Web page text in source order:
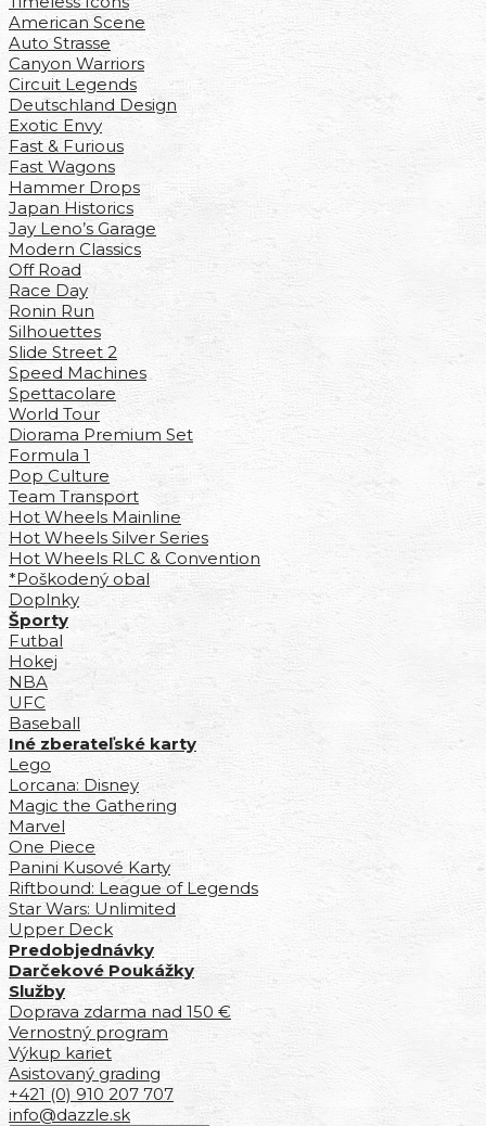
American Scene
Auto Strasse
Canyon Warriors
Circuit Legends
Deutschland Design
Exotic Envy
Fast & Furious
Fast Wagons
Hammer Drops
Japan Historics
Jay Leno’s Garage
Modern Classics
Off Road
Race Day
Ronin Run
Silhouettes
Slide Street 2
Speed Machines
Spettacolare
World Tour
Diorama Premium Set
Formula 1
Pop Culture
Team Transport
Hot Wheels Mainline
Hot Wheels Silver Series
Hot Wheels RLC & Convention
*Poškodený obal
Doplnky
Športy
Futbal
Hokej
NBA
UFC
Baseball
Iné zberateľské karty
Lego
Lorcana: Disney
Magic the Gathering
Marvel
One Piece
Panini Kusové Karty
Riftbound: League of Legends
Star Wars: Unlimited
Upper Deck
Predobjednávky
Darčekové Poukážky
Služby
Doprava zdarma nad 150 €
Vernostný program
Výkup kariet
Asistovaný grading
+421 (0) 910 207 707
info@dazzle.sk